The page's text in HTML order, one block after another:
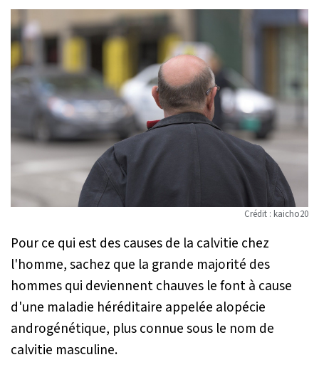
Crédit : kaicho20
Pour ce qui est des causes de la calvitie chez
l'homme, sachez que la grande majorité des
hommes qui deviennent chauves le font à cause
d'une maladie héréditaire appelée alopécie
androgénétique, plus connue sous le nom de
calvitie masculine.